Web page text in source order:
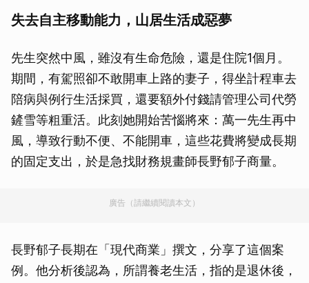
失去自主移動能力，山居生活成惡夢
先生突然中風，雖沒有生命危險，還是住院1個月。
期間，有駕照卻不敢開車上路的妻子，得坐計程車去
陪病與例行生活採買，還要額外付錢請管理公司代勞
鏟雪等粗重活。此刻她開始苦惱將來：萬一先生再中
風，導致行動不便、不能開車，這些花費將變成長期
的固定支出，於是急找財務規畫師長野郁子商量。
廣告（請繼續閱讀本文）
長野郁子長期在「現代商業」撰文，分享了這個案
例。他分析後認為，所謂養老生活，指的是退休後，